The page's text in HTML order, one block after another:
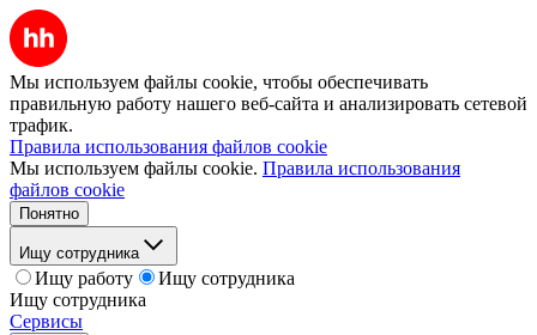
Мы используем файлы cookie, чтобы обеспечивать
правильную работу нашего веб-сайта и анализировать сетевой
трафик.
Правила использования файлов cookie
Мы используем файлы cookie. Правила использования
файлов cookie
Понятно
Ищу сотрудника
Ищу работу
Ищу сотрудника
Ищу сотрудника
Сервисы